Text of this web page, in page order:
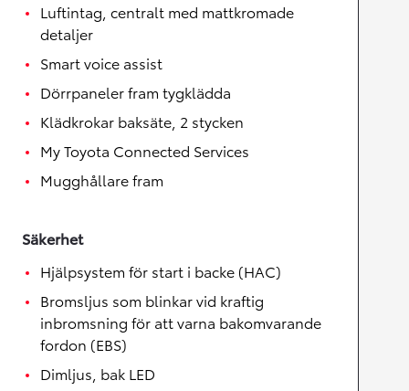
Luftintag, centralt med mattkromade
detaljer
Smart voice assist
Dörrpaneler fram tygklädda
Klädkrokar baksäte, 2 stycken
My Toyota Connected Services
Mugghållare fram
Säkerhet
Hjälpsystem för start i backe (HAC)
Bromsljus som blinkar vid kraftig
inbromsning för att varna bakomvarande
fordon (EBS)
Dimljus, bak LED